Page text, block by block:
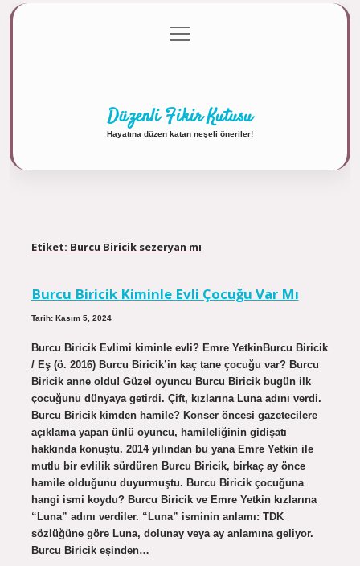
Gizlilik Politikası
menüyü
aç
Düzenli Fikir Kutusu
Hayatına düzen katan neşeli öneriler!
Etiket: Burcu Biricik sezeryan mı
Burcu Biricik Kiminle Evli Çocuğu Var Mı
Tarih: Kasım 5, 2024
Burcu Biricik Evlimi kiminle evli? Emre YetkinBurcu Biricik
/ Eş (ö. 2016) Burcu Biricik’in kaç tane çocuğu var? Burcu
Biricik anne oldu! Güzel oyuncu Burcu Biricik bugün ilk
çocuğunu dünyaya getirdi. Çift, kızlarına Luna adını verdi.
Burcu Biricik kimden hamile? Konser öncesi gazetecilere
açıklama yapan ünlü oyuncu, hamileliğinin gidişatı
hakkında konuştu. 2014 yılından bu yana Emre Yetkin ile
mutlu bir evlilik sürdüren Burcu Biricik, birkaç ay önce
hamile olduğunu duyurmuştu. Burcu Biricik çocuğuna
hangi ismi koydu? Burcu Biricik ve Emre Yetkin kızlarına
“Luna” adını verdiler. “Luna” isminin anlamı: TDK
sözlüğüne göre Luna, dolunay veya ay anlamına geliyor.
Burcu Biricik eşinden…